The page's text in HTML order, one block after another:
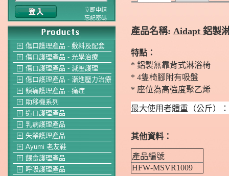
立即申請
忘記密碼
＋ 傷口護理產品 - 敷料及配套
＋ 傷口護理產品 - 光學治療
＋ 傷口護理產品 - 減壓護理
＋ 傷口護理產品 - 漸進壓力治療
＋ 鎮痛護理產品 - 痛症
＋ 助移機系列
＋ 造口護理產品
＋ 乳病護理產品
＋ 失禁護理產品
＋ Ayumi 老友鞋
＋ 餵食護理產品
＋ 呼吸護理產品
產品名稱: Aidapt 鋁製
特點：
* 鋁製無靠背式淋浴椅
* 4隻椅腳附有吸盤
* 座位為高強度聚乙烯
最大使用者體重（公斤）
其他資料 ：
產品編號
HFW-MSVR1009